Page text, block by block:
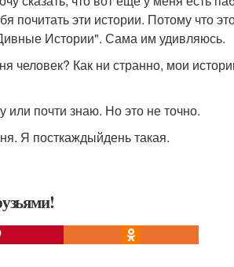
почитать эти истории. Потому что
Истории". Сама им удивляюсь.
Как ни странно, мои
почти знаю. Но это не точно.
Я посткаждыйдень такая.